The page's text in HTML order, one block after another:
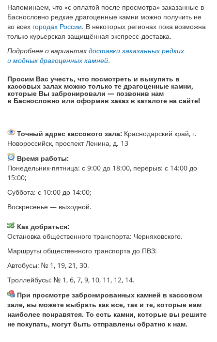
Напоминаем, что «с оплатой после просмотра» заказанные в
Баснословно редкие драгоценные камни можно получить не
во всех городах России. В некоторых регионах пока возможна
только курьерская защищённая экспресс-доставка.
Подробнее о вариантах доставки заказанных редких
и модных драгоценных камней.
Просим Вас учесть, что посмотреть и выкупить в
кассовых залах можно только те драгоценные камни,
которые Вы забронировали — позвонив нам
в Баснословно или оформив заказ в каталоге на сайте!
Точный адрес кассового зала: Краснодарский край, г.
Новороссийск, проспект Ленина, д. 13
Время работы:
Понедельник-пятница: с 9:00 до 18:00, перерыв: с 14:00 до
15:00;
Суббота: с 10:00 до 14:00;
Воскресенье — выходной.
Как добраться:
Остановка общественного транспорта: Черняховского.
Маршруты общественного транспорта до ПВЗ:
Автобусы: № 1, 19, 21, 30.
Троллейбусы: № 1, 6, 7, 9, 10, 11, 12, 14.
При просмотре забронированных камней в кассовом
зале, вы можете выбрать как все, так и те, которые вам
наиболее понравятся. То есть камни, которые вы решите
не покупать, могут быть отправлены обратно к нам.